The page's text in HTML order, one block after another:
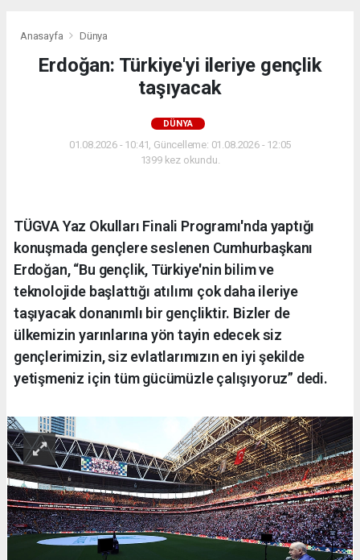
Anasayfa Dünya
Erdoğan: Türkiye'yi ileriye gençlik
taşıyacak
DÜNYA
01.08.2026 - 10:41, Güncelleme: 01.08.2026 - 12:05
1399 kez okundu.
TÜGVA Yaz Okulları Finali Programı'nda yaptığı
konuşmada gençlere seslenen Cumhurbaşkanı
Erdoğan, “Bu gençlik, Türkiye'nin bilim ve
teknolojide başlattığı atılımı çok daha ileriye
taşıyacak donanımlı bir gençliktir. Bizler de
ülkemizin yarınlarına yön tayin edecek siz
gençlerimizin, siz evlatlarımızın en iyi şekilde
yetişmeniz için tüm gücümüzle çalışıyoruz” dedi.